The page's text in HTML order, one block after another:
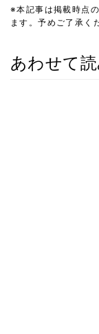
※本記事は掲載時点
ます。予めご了承く
あわせて